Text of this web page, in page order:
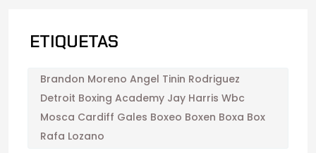
ETIQUETAS
Brandon Moreno Angel Tinin Rodriguez
Detroit Boxing Academy Jay Harris Wbc
Mosca Cardiff Gales Boxeo Boxen Boxa Box
Rafa Lozano